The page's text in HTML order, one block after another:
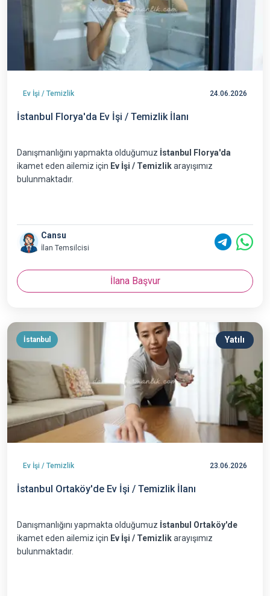
Ev İşi / Temizlik 24.06.2026
İstanbul Florya'da Ev İşi / Temizlik İlanı
Danışmanlığını yapmakta olduğumuz
İstanbul Florya'da
ikamet eden ailemiz için Ev İşi / Temizlikarayışımız
bulunmaktadır.
Cansu
İlan Temsilcisi
İlana Başvur
İstanbul Yatılı
Ev İşi / Temizlik 23.06.2026
İstanbul Ortaköy'de Ev İşi / Temizlik İlanı
Danışmanlığını yapmakta olduğumuz
İstanbul Ortaköy'de
ikamet eden ailemiz için Ev İşi / Temizlikarayışımız
bulunmaktadır.